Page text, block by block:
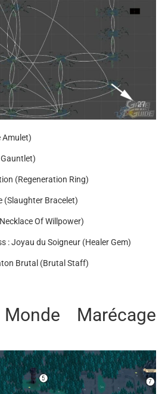
Amulet)
(Regeneration Ring)
(Slaughter Bracelet)
Of Willpower)
: Joyau du Soigneur (Healer Gem)
Brutal (Brutal Staff)
Marécage